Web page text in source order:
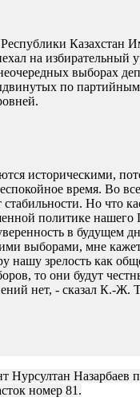
Казахстан
на избирательный
выборах
по
историческими,
время. Во
Но что
политике нашего
в будущем
выборами, мне
нашу зрелость как
то они будут
нет, - сказал К.-Ж.
Нурсултан Назарбаев
номер 81.